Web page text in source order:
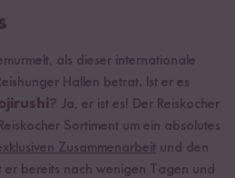
als dieser internationale
Hallen betrat. Ist er es
? Ja, er ist es! Der Reiskocher
Sortiment um ein absolutes
Zusammenarbeit und den
er bereits nach wenigen Tagen und